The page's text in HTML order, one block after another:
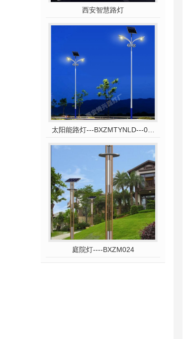
西安智慧路灯
太阳能路灯---BXZMTYNLD---031
庭院灯----BXZM024